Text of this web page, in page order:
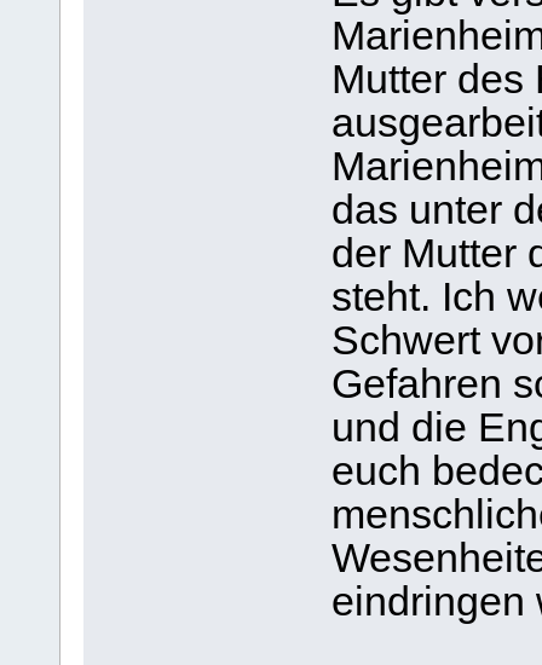
Mutter des
das unter
der Mutter
steht. Ich
Schwert
Gefahren
und die
euch
eindringen